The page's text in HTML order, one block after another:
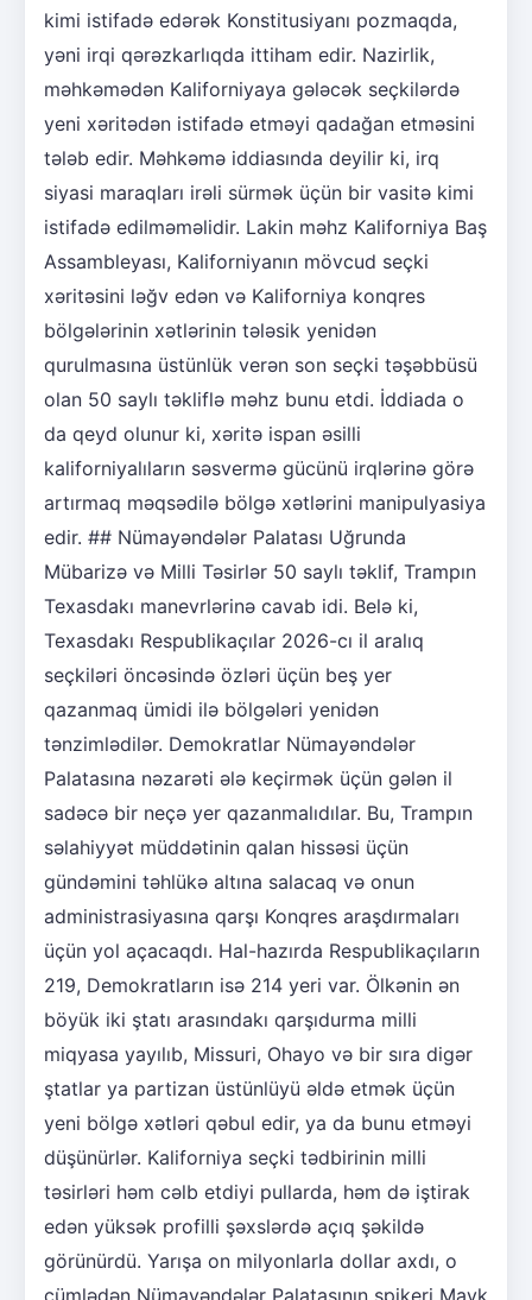
kimi istifadə edərək Konstitusiyanı pozmaqda,
yəni irqi qərəzkarlıqda ittiham edir. Nazirlik,
məhkəmədən Kaliforniyaya gələcək seçkilərdə
yeni xəritədən istifadə etməyi qadağan etməsini
tələb edir. Məhkəmə iddiasında deyilir ki, irq
siyasi maraqları irəli sürmək üçün bir vasitə kimi
istifadə edilməməlidir. Lakin məhz Kaliforniya Baş
Assambleyası, Kaliforniyanın mövcud seçki
xəritəsini ləğv edən və Kaliforniya konqres
bölgələrinin xətlərinin tələsik yenidən
qurulmasına üstünlük verən son seçki təşəbbüsü
olan 50 saylı təkliflə məhz bunu etdi. İddiada o
da qeyd olunur ki, xəritə ispan əsilli
kaliforniyalıların səsvermə gücünü irqlərinə görə
artırmaq məqsədilə bölgə xətlərini manipulyasiya
edir. ## Nümayəndələr Palatası Uğrunda
Mübarizə və Milli Təsirlər 50 saylı təklif, Trampın
Texasdakı manevrlərinə cavab idi. Belə ki,
Texasdakı Respublikaçılar 2026-cı il aralıq
seçkiləri öncəsində özləri üçün beş yer
qazanmaq ümidi ilə bölgələri yenidən
tənzimlədilər. Demokratlar Nümayəndələr
Palatasına nəzarəti ələ keçirmək üçün gələn il
sadəcə bir neçə yer qazanmalıdılar. Bu, Trampın
səlahiyyət müddətinin qalan hissəsi üçün
gündəmini təhlükə altına salacaq və onun
administrasiyasına qarşı Konqres araşdırmaları
üçün yol açacaqdı. Hal-hazırda Respublikaçıların
219, Demokratların isə 214 yeri var. Ölkənin ən
böyük iki ştatı arasındakı qarşıdurma milli
miqyasa yayılıb, Missuri, Ohayo və bir sıra digər
ştatlar ya partizan üstünlüyü əldə etmək üçün
yeni bölgə xətləri qəbul edir, ya da bunu etməyi
düşünürlər. Kaliforniya seçki tədbirinin milli
təsirləri həm cəlb etdiyi pullarda, həm də iştirak
edən yüksək profilli şəxslərdə açıq şəkildə
görünürdü. Yarışa on milyonlarla dollar axdı, o